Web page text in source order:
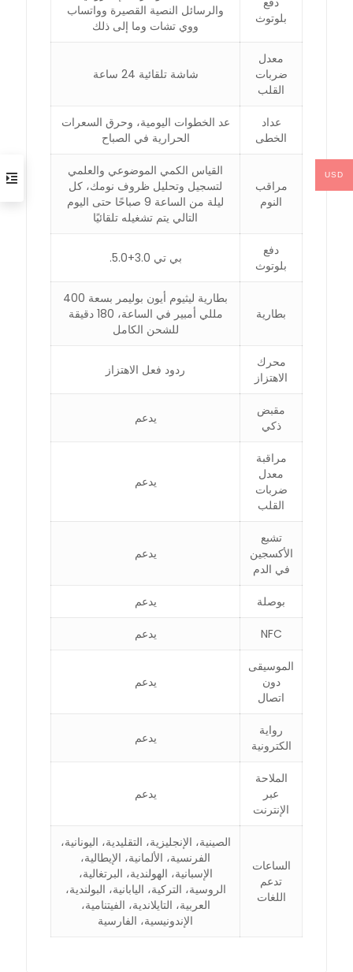
بلوتوث
والرسائل النصية القصيرة وواتساب
ووي تشات وما إلى ذلك
معدل
ضربات
القلب
شاشة تلقائية 24 ساعة
عداد
الخطى
عد الخطوات اليومية، وحرق السعرات
الحرارية في الصباح
مراقب
النوم
القياس الكمي الموضوعي والعلمي
لتسجيل وتحليل ظروف نومك، كل
ليلة من الساعة 9 صباحًا حتى اليوم
التالي يتم تشغيله تلقائيًا
دفع
بلوتوث
بي تي 3.0+5.0.
بطارية
بطارية ليثيوم أيون بوليمر بسعة 400
مللي أمبير في الساعة، 180 دقيقة
للشحن الكامل
محرك
الاهتزاز
ردود فعل الاهتزاز
مقبض
ذكي
يدعم
مراقبة
معدل
ضربات
القلب
يدعم
تشبع
الأكسجين
في الدم
يدعم
بوصلة يدعم
NFC يدعم
الموسيقى
دون
اتصال
يدعم
رواية
الكترونية
يدعم
الملاحة
عبر
الإنترنت
يدعم
الساعات
تدعم
اللغات
الصينية، الإنجليزية، التقليدية، اليونانية،
الفرنسية، الألمانية، الإيطالية،
الإسبانية، الهولندية، البرتغالية،
الروسية، التركية، اليابانية، البولندية،
العربية، التايلاندية، الفيتنامية،
الإندونيسية، الفارسية
USD